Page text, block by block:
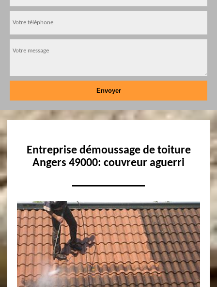
Entreprise démoussage de toiture
Angers 49000: couvreur aguerri